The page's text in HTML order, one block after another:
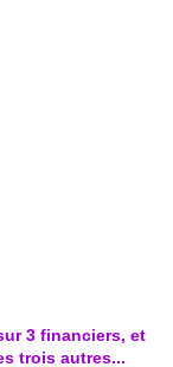
3 financiers, et
trois autres...